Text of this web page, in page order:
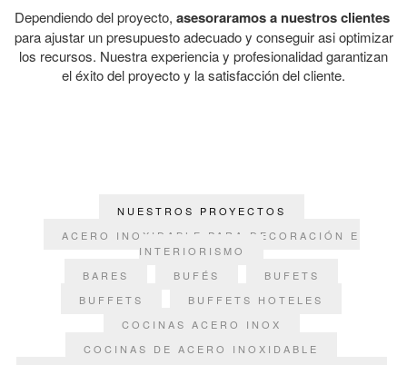
Dependiendo del proyecto, asesoraramos a nuestros clientes
para ajustar un presupuesto adecuado y conseguir asi optimizar
los recursos. Nuestra experiencia y profesionalidad garantizan
el éxito del proyecto y la satisfacción del cliente.
NUESTROS PROYECTOS
ACERO INOXIDABLE PARA DECORACIÓN E
INTERIORISMO
BARES
BUFÉS
BUFETS
BUFFETS
BUFFETS HOTELES
COCINAS ACERO INOX
COCINAS DE ACERO INOXIDABLE